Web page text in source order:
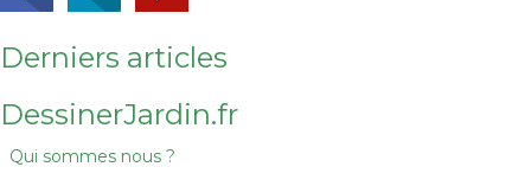
Derniers articles
DessinerJardin.fr
Qui sommes nous ?